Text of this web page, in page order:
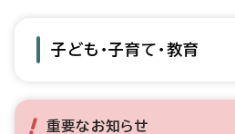
子ども・子育て・教育
重要なお知らせ